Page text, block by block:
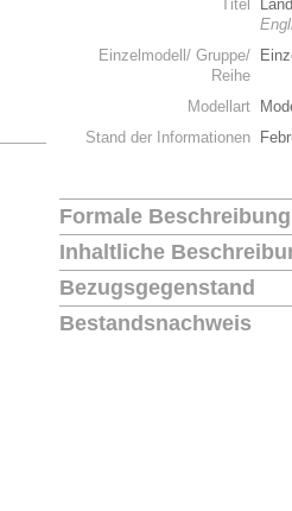
Titel
Einzelmodell/ Gruppe/
Reihe
Modellart
Stand der Informationen
Formale Beschreibung
Inhaltliche
Bezugsgegenstand
Bestandsnachweis